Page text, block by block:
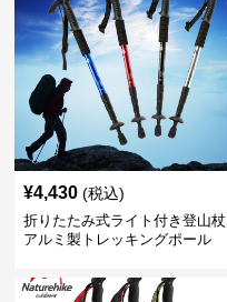
¥4,430 (税込)
折りたたみ式ライト付き登山杖
アルミ製トレッキングポール